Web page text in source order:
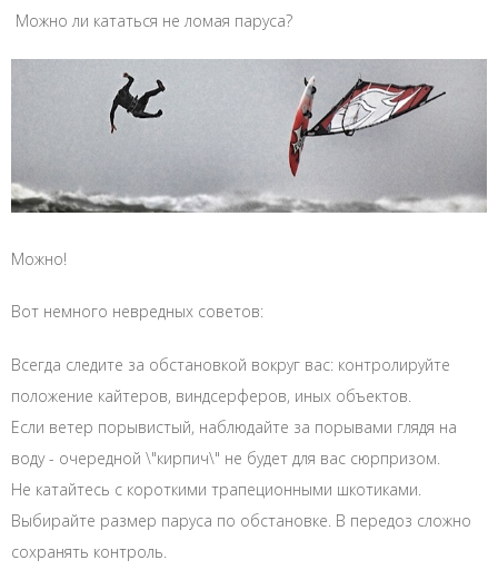
Можно ли кататься не ломая паруса?
Можно!
Вот немного невредных советов:
Всегда следите за обстановкой вокруг вас: контролируйте
положение кайтеров, виндсерферов, иных объектов.
Если ветер порывистый, наблюдайте за порывами глядя на
воду - очередной \"кирпич\" не будет для вас сюрпризом.
Не катайтесь с короткими трапеционными шкотиками.
Выбирайте размер паруса по обстановке. В передоз сложно
сохранять контроль.